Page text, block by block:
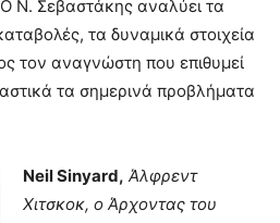
Ο Ν. Σεβαστάκης αναλύει τα
τα δυναμικά στοιχεία
τον αναγνώστη που επιθυμεί
τα σημερινά προβλήματα
Neil Sinyard, Άλφρεντ
Χιτσκοκ, ο Άρχοντας του